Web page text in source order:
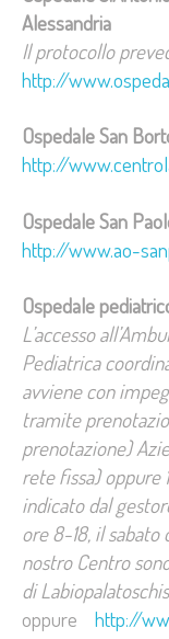
Alessandria
Il protocollo
http://
Ospedale San
http://
Ospedale San
http://www.ao-
Ospedale
L’accesso
Pediatrica
avviene con
tramite
prenotazione)
rete fissa) oppure
indicato dal
ore 8-18, il sabato
nostro Centro
di
oppure http://